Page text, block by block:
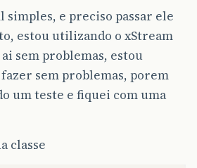
simples, e preciso passar ele
estou utilizando o xStream
sem problemas, estou
sem problemas, porem
um teste e fiquei com uma
classe